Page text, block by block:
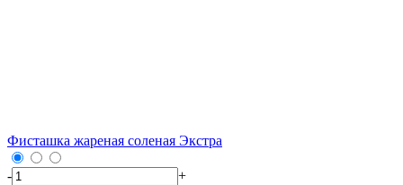
Фисташка жареная соленая Экстра
-
+